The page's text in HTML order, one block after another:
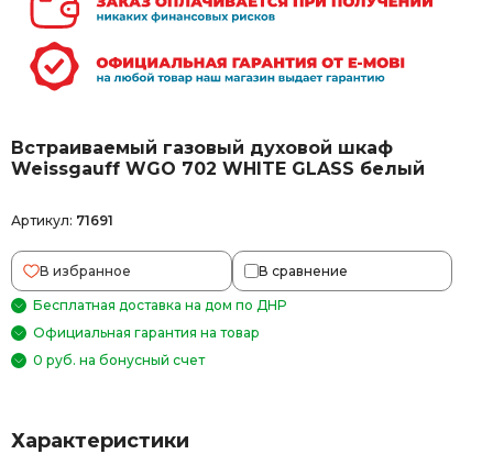
Встраиваемый газовый духовой шкаф
Weissgauff WGO 702 WHITE GLASS белый
Артикул: 71691
В избранное В сравнение
Бесплатная доставка на дом по ДНР
Официальная гарантия на товар
0 руб. на бонусный счет
Характеристики